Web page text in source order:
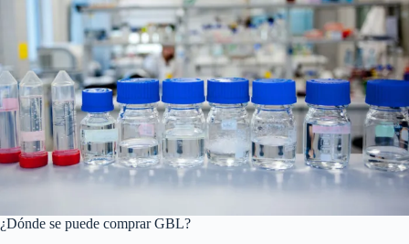
¿Dónde se puede comprar GBL?